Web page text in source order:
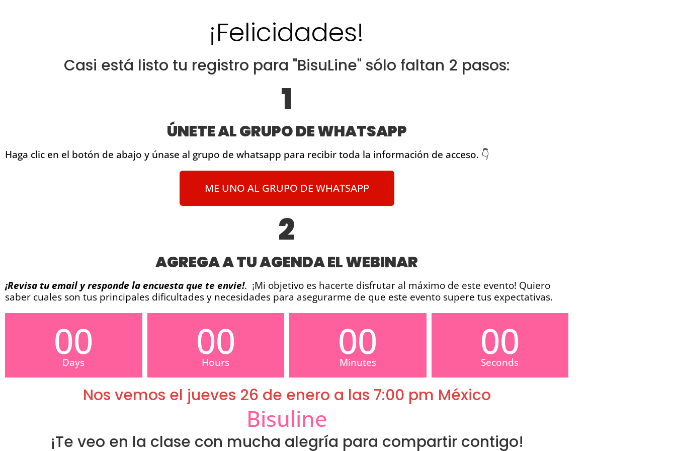
¡Felicidades!
Casi está listo tu registro para "BisuLine" sólo faltan 2 pasos:
1
ÚNETE AL GRUPO DE WHATSAPP
Haga clic en el botón de abajo y únase al grupo de whatsapp para recibir toda la información de acceso. 👇
ME UNO AL GRUPO DE WHATSAPP
2
AGREGA A TU AGENDA EL WEBINAR
¡Revisa tu email y responde la encuesta que te envie!. ¡Mi objetivo es hacerte disfrutar al máximo de este evento! Quiero
saber cuales son tus principales dificultades y necesidades para asegurarme de que este evento supere tus expectativas.
00
Days 00
Hours 00
Minutes 00
Seconds
Nos vemos el jueves 26 de enero a las 7:00 pm México
Bisuline
¡Te veo en la clase con mucha alegría para compartir contigo!